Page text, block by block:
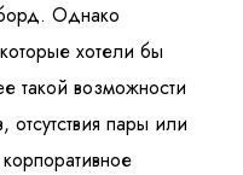
Однако
хотели бы
такой возможности
отсутствия пары или